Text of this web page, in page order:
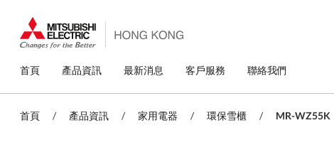
主
導
覽
首頁 產品資訊 最新消息 客戶服務 聯絡我們
首頁 / 產品資訊 / 家用電器 / 環保雪櫃 / MR-WZ55K